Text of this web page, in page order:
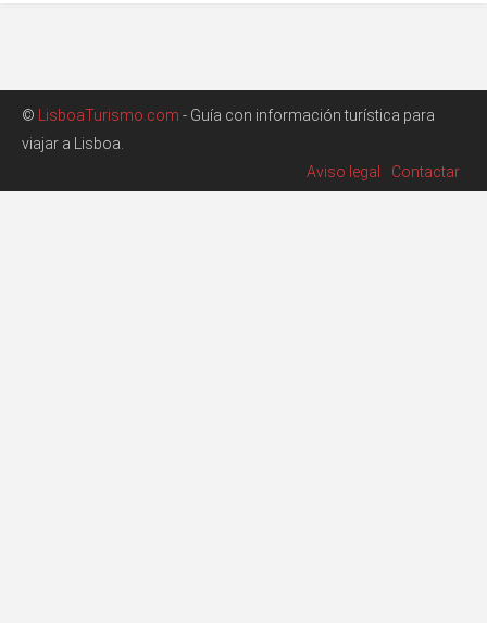
© LisboaTurismo.com - Guía con información turística para
viajar a Lisboa.
Aviso legal
Contactar